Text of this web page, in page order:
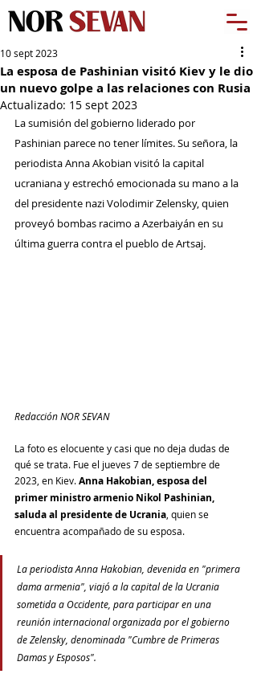
La esposa de Pashinian visitó Kiev y le dio
un nuevo golpe a las relaciones con Rusia
10 sept 2023
Actualizado: 15 sept 2023
La sumisión del gobierno liderado por
Pashinian parece no tener límites. Su señora, la
periodista Anna Akobian visitó la capital
ucraniana y estrechó emocionada su mano a la
del presidente nazi Volodimir Zelensky, quien
proveyó bombas racimo a Azerbaiyán en su
última guerra contra el pueblo de Artsaj.
Redacción NOR SEVAN
La foto es elocuente y casi que no deja dudas de
qué se trata. Fue el jueves 7 de septiembre de
2023, en Kiev. Anna Hakobian, esposa del
primer ministro armenio Nikol Pashinian,
saluda al presidente de Ucrania , quien se
encuentra acompañado de su esposa.
La periodista Anna Hakobian, devenida en "primera
dama armenia", viajó a la capital de la Ucrania
sometida a Occidente, para participar en una
reunión internacional organizada por el gobierno
de Zelensky, denominada "Cumbre de Primeras
Damas y Esposos".